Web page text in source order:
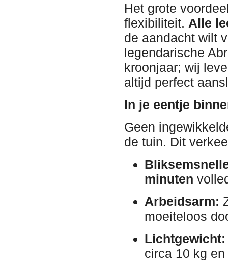
Het grote
flexibiliteit. Alle
de aandacht wilt
legendarische
kroonjaar; wij
altijd perfect
In je eentje
Geen
de tuin. Dit
minuten
Arbeidsarm:
moeiteloos
Lichtgewicht:
circa 10 kg